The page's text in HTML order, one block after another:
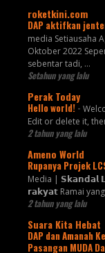
roketkini.com
DAP aktifkan
media Setiausaha
Oktober 2022
sebentar tadi, …
Setahun yang lalu
Perak Today
Hello world!-
Edit or delete it,
2 tahun yang lalu
Ameno World
Rupanya Projek
Media | 𝗦𝗸𝗮𝗻𝗱𝗮𝗹
𝗿𝗮𝗸𝘆𝗮𝘁 Ramai
2 tahun yang lalu
Suara Kita Hebat
DAP dan Amanah
Pasangan MUDA